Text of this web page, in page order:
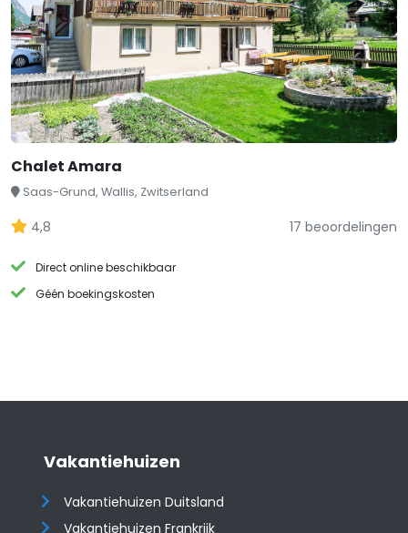
Chalet Amara
Saas-Grund, Wallis, Zwitserland
4,8 17 beoordelingen
Direct online beschikbaar
Géén boekingskosten
Vakantiehuizen
Vakantiehuizen Duitsland
Vakantiehuizen Frankrijk